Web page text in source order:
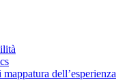
dell’esperienza